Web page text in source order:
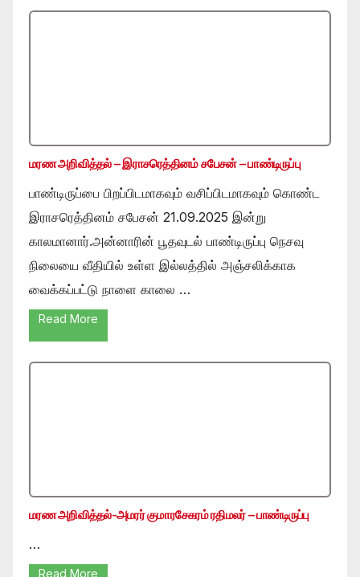
மரண அறிவித்தல் – இராசரெத்தினம் சபேசன் – பாண்டிருப்பு
பாண்டிருப்பை பிறப்பிடமாகவும் வசிப்பிடமாகவும் கொண்ட
இராசரெத்தினம் சபேசன் 21.09.2025 இன்று
காலமானார்.அன்னாரின் பூதவுடல் பாண்டிருப்பு நெசவு
நிலையை வீதியில் உள்ள இல்லத்தில் அஞ்சலிக்காக
வைக்கப்பட்டு நாளை காலை …
Read More
மரண அறிவித்தல்-அமரர் குமாரசேகரம் ரதிமலர் – பாண்டிருப்பு
…
Read More